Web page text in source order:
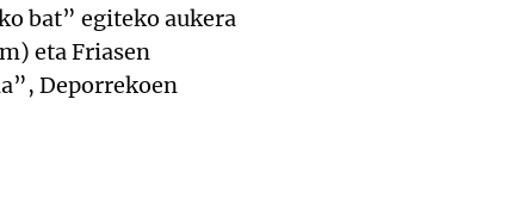
bat” egiteko aukera
eta Friasen
Deporrekoen